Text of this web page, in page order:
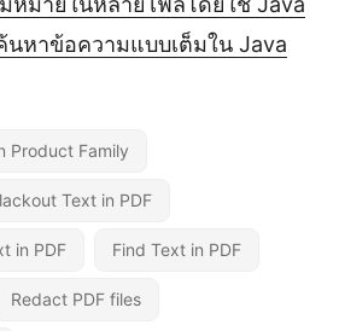
นหาข้อความแบบเต็มใน Java
Product Family
Text in PDF
in PDF Find Text in PDF
Redact PDF files